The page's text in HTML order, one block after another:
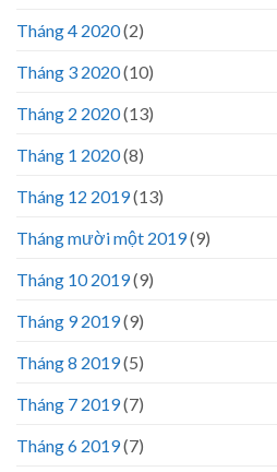
Tháng 4 2020(2)
Tháng 3 2020(10)
Tháng 2 2020(13)
Tháng 1 2020(8)
Tháng 12 2019(13)
Tháng mười một 2019(9)
Tháng 10 2019(9)
Tháng 9 2019(9)
Tháng 8 2019(5)
Tháng 7 2019(7)
Tháng 6 2019(7)